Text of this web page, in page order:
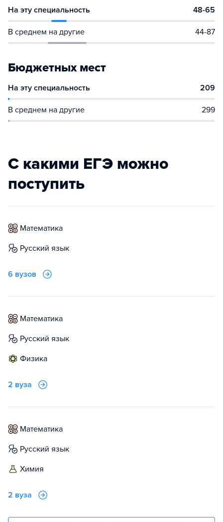
На эту специальность 48-65
В среднем на другие 44-87
Бюджетных мест
На эту специальность 209
В среднем на другие 299
С какими ЕГЭ можно
поступить
математика
русский язык
6 вузов
математика
русский язык
физика
2 вуза
математика
русский язык
химия
2 вуза